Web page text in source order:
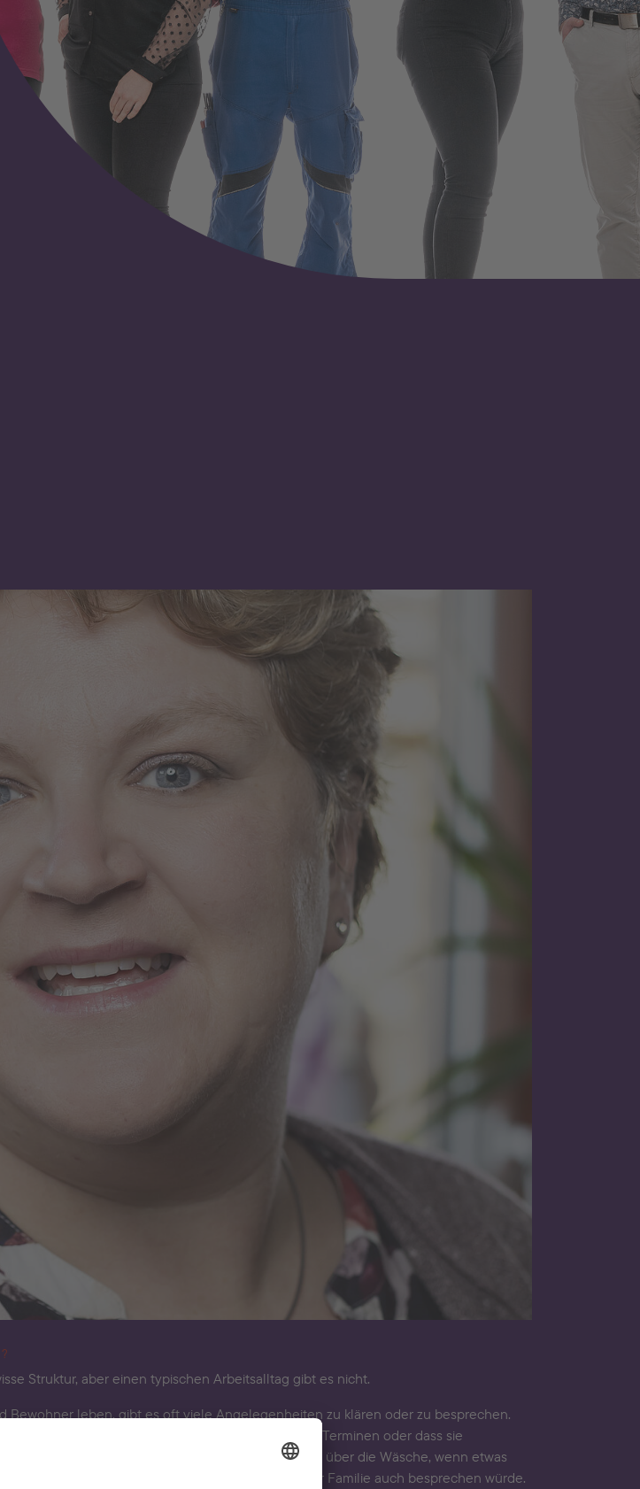
Struktur, aber einen typischen Arbeitsalltag gibt es nicht.
leben, gibt es oft viele Angelegenheiten zu klären oder zu besprechen.
erzählen mir von ihren Spaziergängen, ihren Terminen oder dass sie
kommen sie auch, um sich zu beschweren, meist über die Wäsche, wenn etwas
sind das ganz normale Themen, die man in einer Familie auch besprechen würde.